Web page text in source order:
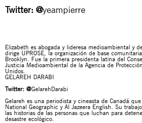
Twitter: @yeampierre
Elizabeth es abogada y lideresa medioambiental y
dirige UPROSE , la organización de base
Brooklyn. Fue la primera presidenta latina del
Justicia Medioambiental de la Agencia de
Unidos.
GELAREH DARABI
Twitter: @GelarehDarabi
Gelareh es una periodista y cineasta de Canadá
National Geographic y Al Jazeera English. Su
las historias de las personas que luchan para
desastre ecológico.